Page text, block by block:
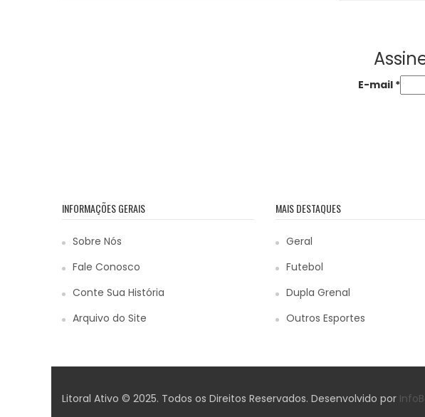
E-mail *
INFORMAÇÕES GERAIS
Sobre Nós
Fale Conosco
Conte Sua História
Arquivo do Site
MAIS DESTAQUES
Geral
Futebol
Dupla Grenal
Outros Esportes
Litoral Ativo © 2025. Todos os Direitos Reservados. Desenvolvido por